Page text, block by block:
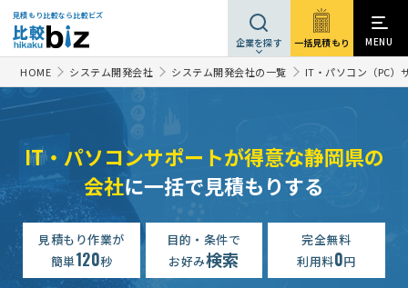
見積もり比較なら比較ビズ
企業を探す 一括見積もり MENU
HOME システム開発会社 システム開発会社の一覧 IT・パソコン（PC）
IT・パソコンサポートが得意な静岡県の
会社に一括で見積もりする
見積もり作業が
簡単120秒
目的・条件で
お好み検索
完全無料
利用料0円